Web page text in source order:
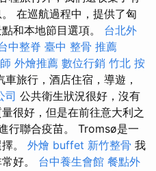
在巡航過程中，提供了匈
和本地節目選項。 台北外
中整脊 臺中 整骨 推薦
外燴推薦 數位行銷 竹北 按
旅行，酒店住宿，導遊，
司 公共衛生狀況很好，沒有
很好，但是在前往意大利之
行聯合疫苗。 Tromsø是一
。 外燴 buffet 新竹整骨 我
好。 台中養生會館 餐點外